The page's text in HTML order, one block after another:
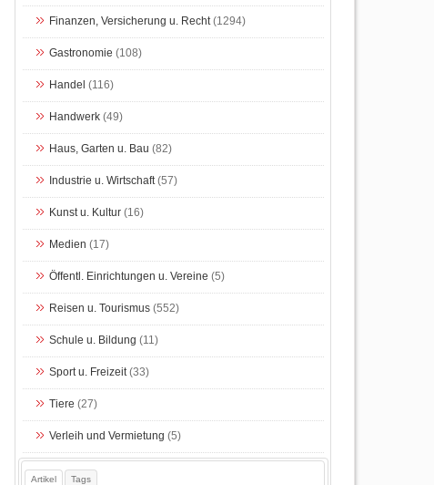
Finanzen, Versicherung u. Recht(1294)
Gastronomie (108)
Handel (116)
Handwerk(49)
Haus, Garten u. Bau (82)
Industrie u. Wirtschaft(57)
Kunst u. Kultur(16)
Medien (17)
Öffentl. Einrichtungen u. Vereine (5)
Reisen u. Tourismus(552)
Schule u. Bildung (11)
Sport u. Freizeit(33)
Tiere (27)
Verleih und Vermietung (5)
Artikel Tags